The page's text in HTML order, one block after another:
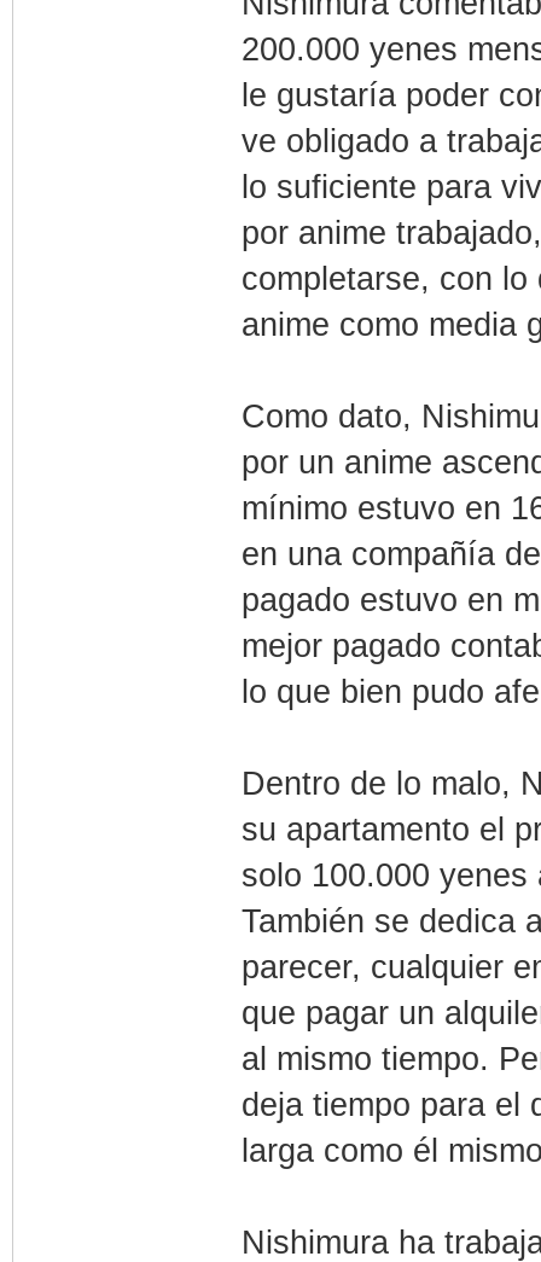
200.000 yenes
le gustaría poder
ve obligado a
lo suficiente para
por anime
completarse, con
anime como media
Como dato,
por un anime
mínimo estuvo en
en una compañía
pagado estuvo en
mejor pagado
lo que bien pudo
Dentro de lo malo,
su apartamento el
solo 100.000
También se dedica
parecer, cualquier
que pagar un
al mismo tiempo.
deja tiempo para el
larga como él
Nishimura ha